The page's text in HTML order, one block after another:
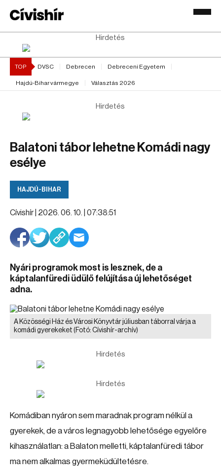
Hirdetés
TOP DVSC Debrecen Debreceni Egyetem
Hajdú-Bihar vármegye Választás 2026
Hirdetés
Balatoni tábor lehetne Komádi nagy
esélye
HAJDÚ-BIHAR
Cívishír | 2026. 06. 10. | 07:38:51
Nyári programok most is lesznek, de a
káptalanfüredi üdülő felújítása új lehetőséget
adna.
A Közösségi Ház és Városi Könyvtár júliusban táborral várja a
komádi gyerekeket (Fotó: Cívishír-archív)
Hirdetés
Hirdetés
Komádiban nyáron sem maradnak program nélkül a
gyerekek, de a város legnagyobb lehetősége egyelőre
kihasználatlan: a Balaton melletti, káptalanfüredi tábor
ma nem alkalmas gyermeküdültetésre.